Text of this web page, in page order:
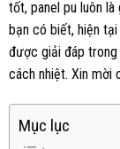
tốt, panel pu luôn
bạn có biết, hiện
được giải đáp trong
cách nhiệt. Xin mời
Mục lục